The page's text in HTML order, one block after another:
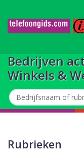
Bedrijven
Winkels &
Rubrieken